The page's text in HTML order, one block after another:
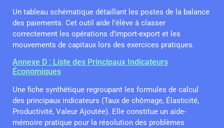
Un tableau schématique détaillant les postes de la balance
des paiements. Cet outil aide l’élève à classer
correctement les opérations d’import-export et les
mouvements de capitaux lors des exercices pratiques.
Annexe D : Liste des Principaux Indicateurs
Économiques
Une fiche synthétique regroupant les formules de calcul
des principaux indicateurs (Taux de chômage, Élasticité,
Productivité, Valeur Ajoutée). Elle constitue un aide-
mémoire pratique pour la résolution des problèmes